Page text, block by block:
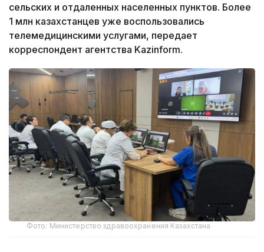
сельских и отдаленных населенных пунктов. Более
1 млн казахстанцев уже воспользовались
телемедицинскими услугами, передает
корреспондент агентства Kazinform.
Фото: Министерство здравоохранения Казахстана